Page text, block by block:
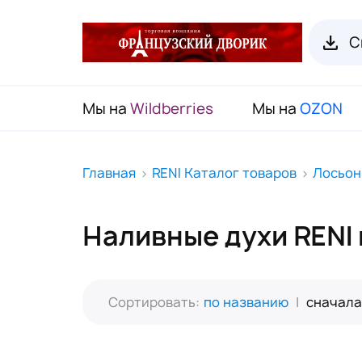
Мы на Wildberries Мы на OZON
RENI Каталог товаров
Органайзеры для пробников
(Подарочный чемодан)
Главная RENI Каталог товаров
Наливные духи
Сортировать: по названию |